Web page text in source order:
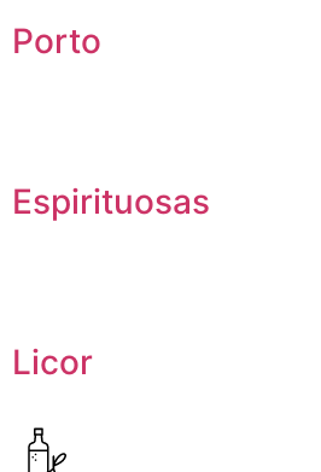
Porto
Espirituosas
Licor